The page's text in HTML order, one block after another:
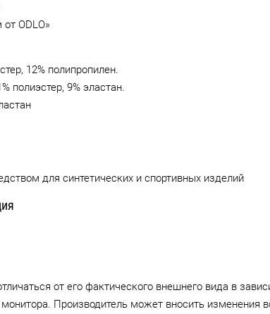
ODLO»
12% полипропилен.
полиэстер, 9% эластан.
для синтетических и спортивных изделий
от его фактического внешнего вида в
Производитель может вносить изменения